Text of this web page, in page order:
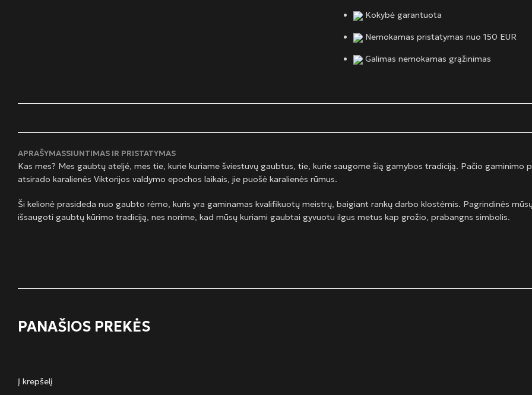
Kokybė garantuota
Nemokamas pristatymas nuo 150 EUR
Galimas nemokamas grąžinimas
APRAŠYMASSIUNTIMAS IR PRISTATYMAS
Kas mes? Mes gaubtų ateljé, mes tie, kurie kuriame šviestuvų gaubtus, tie, kurie saugome šią gamybos tradiciją. Pačio
atsirado karalienės Viktorijos valdymo epochos laikais, jie puošė karalienės rūmus.
Ši kelionė prasideda nuo gaubto rėmo, kuris yra gaminamas kvalifikuotų meistrų, baigiant rankų darbo klostėmis. Pagrindinės
išsaugoti gaubtų kūrimo tradiciją, nes norime, kad mūsų kuriami gaubtai gyvuotu ilgus metus kap grožio, prabangns simbolis.
PANAŠIOS PREKĖS
Į krepšelį